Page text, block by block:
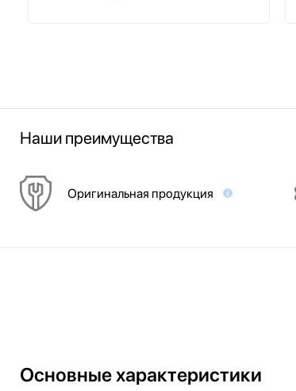
Наши преимущества
Оригинальная продукция
Основные характеристики